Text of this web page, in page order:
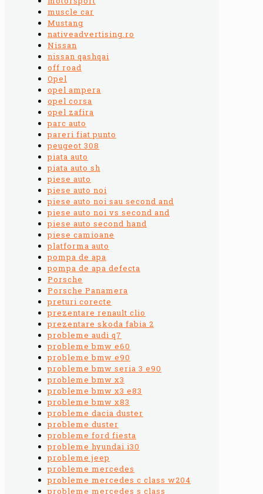
muscle car
Mustang
nativeadvertising.ro
Nissan
nissan qashqai
off road
Opel
opel ampera
opel corsa
opel zafira
parc auto
pareri fiat punto
peugeot 308
piata auto
piata auto sh
piese auto
piese auto noi
piese auto noi sau second and
piese auto noi vs second and
piese auto second hand
piese camioane
platforma auto
pompa de apa
pompa de apa defecta
Porsche
Porsche Panamera
preturi corecte
prezentare renault clio
prezentare skoda fabia 2
probleme audi q7
probleme bmw e60
probleme bmw e90
probleme bmw seria 3 e90
probleme bmw x3
probleme bmw x3 e83
probleme bmw x83
probleme dacia duster
probleme duster
probleme ford fiesta
probleme hyundai i30
probleme jeep
probleme mercedes
probleme mercedes c class w204
probleme mercedes s class